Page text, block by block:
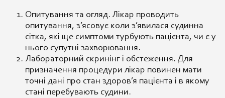
Опитування та огляд. Лікар проводить
опитування, з’ясовує коли з’явилася судинна
сітка, які ще симптоми турбують пацієнта, чи є у
нього супутні захворювання.
Лабораторний скринінг і обстеження. Для
призначення процедури лікар повинен мати
точні дані про стан здоров’я пацієнта і в якому
стані перебувають судини.